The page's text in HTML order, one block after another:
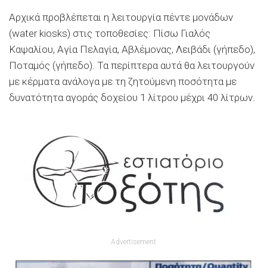
Αρχικά προβλέπεται η λειτουργία πέντε μονάδων
(water kiosks) στις τοποθεσίες: Πίσω Γιαλός
Καψαλίου, Αγία Πελαγία, Αβλέμονας, Λειβάδι (γήπεδο),
Ποταμός (γήπεδο). Τα περίπτερα αυτά θα λειτουργούν
με κέρματα ανάλογα με τη ζητούμενη ποσότητα με
δυνατότητα αγοράς δοχείου 1 λίτρου μέχρι 40 λίτρων.
Advertisement